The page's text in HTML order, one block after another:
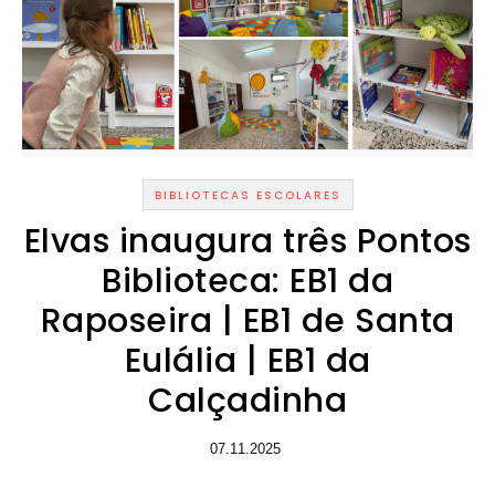
BIBLIOTECAS ESCOLARES
Elvas inaugura três Pontos
Biblioteca: EB1 da
Raposeira | EB1 de Santa
Eulália | EB1 da
Calçadinha
07.11.2025